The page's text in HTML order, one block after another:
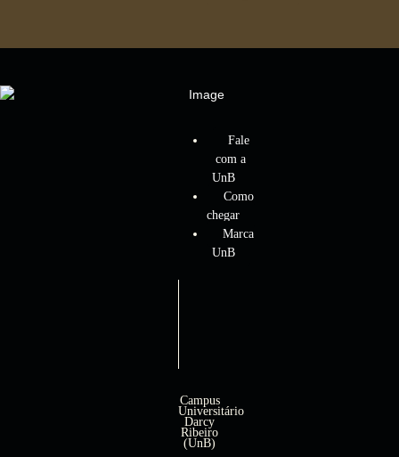
Fale
com a
UnB
Como
chegar
Marca
UnB
Campus
Universitário
Darcy
Ribeiro
(UnB)